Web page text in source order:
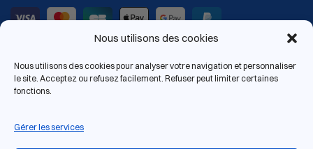
Nous utilisons des cookies
Nous utilisons des cookies pour analyser votre navigation et personnaliser
le site. Acceptez ou refusez facilement. Refuser peut limiter certaines
fonctions.
Gérer les services
13 rue de Bras, 14000 Caen
Site web réalisé parAntoine Gouin